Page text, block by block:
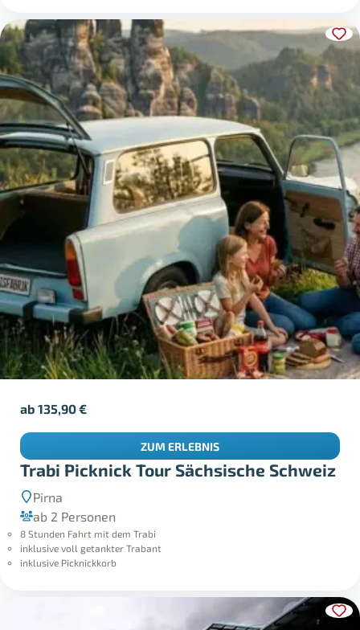
Trabi Picknick Tour Sächsische Schweiz
Pirna
ab 2 Personen
8 Stunden Fahrt mit dem Trabi
inklusive voll getankter Trabant
inklusive Picknickkorb
ab135,90€
ZUM ERLEBNIS